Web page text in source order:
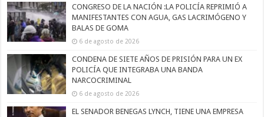
CONGRESO DE LA NACIÓN :LA POLICÍA REPRIMIÓ A
MANIFESTANTES CON AGUA, GAS LACRIMÓGENO Y
BALAS DE GOMA
6 de agosto de 2026
CONDENA DE SIETE AÑOS DE PRISIÓN PARA UN EX
POLICÍA QUE INTEGRABA UNA BANDA
NARCOCRIMINAL
6 de agosto de 2026
EL SENADOR BENEGAS LYNCH, TIENE UNA EMPRESA